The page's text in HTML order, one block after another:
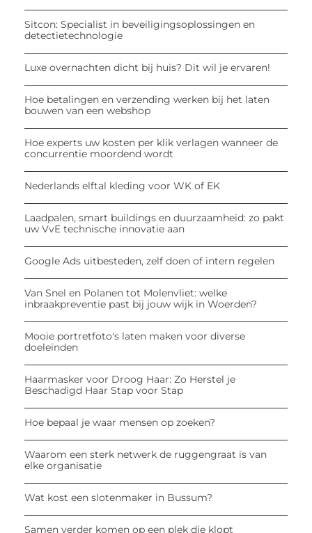
Sitcon: Specialist in beveiligingsoplossingen en
detectietechnologie
Luxe overnachten dicht bij huis? Dit wil je ervaren!
Hoe betalingen en verzending werken bij het laten
bouwen van een webshop
Hoe experts uw kosten per klik verlagen wanneer de
concurrentie moordend wordt
Nederlands elftal kleding voor WK of EK
Laadpalen, smart buildings en duurzaamheid: zo pakt
uw VvE technische innovatie aan
Google Ads uitbesteden, zelf doen of intern regelen
Van Snel en Polanen tot Molenvliet: welke
inbraakpreventie past bij jouw wijk in Woerden?
Mooie portretfoto's laten maken voor diverse
doeleinden
Haarmasker voor Droog Haar: Zo Herstel je
Beschadigd Haar Stap voor Stap
Hoe bepaal je waar mensen op zoeken?
Waarom een sterk netwerk de ruggengraat is van
elke organisatie
Wat kost een slotenmaker in Bussum?
Samen verder komen op een plek die klopt